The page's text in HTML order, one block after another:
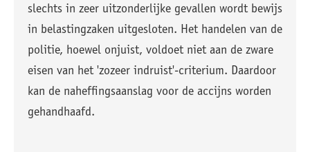
slechts in zeer uitzonderlijke gevallen wordt bewijs
in belastingzaken uitgesloten. Het handelen van de
politie, hoewel onjuist, voldoet niet aan de zware
eisen van het 'zozeer indruist'-criterium. Daardoor
kan de naheffingsaanslag voor de accijns worden
gehandhaafd.